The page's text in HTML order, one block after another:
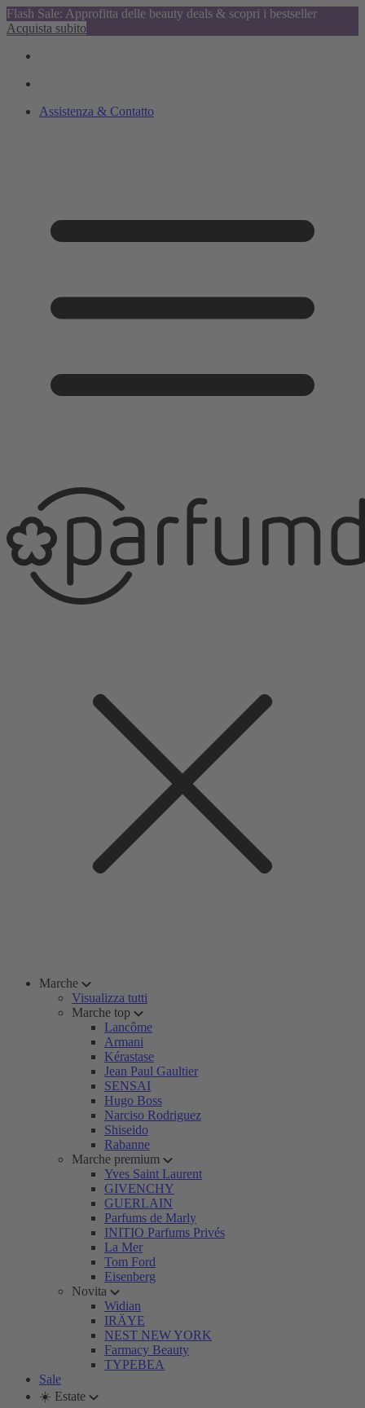
Flash Sale: Approfitta delle beauty deals & scopri i bestseller
Acquista subito
Assistenza & Contatto
Marche
Visualizza tutti
Marche top
Lancôme
Armani
Kérastase
Jean Paul Gaultier
SENSAI
Hugo Boss
Narciso Rodriguez
Shiseido
Rabanne
Marche premium
Yves Saint Laurent
GIVENCHY
GUERLAIN
Parfums de Marly
INITIO Parfums Privés
La Mer
Tom Ford
Eisenberg
Novita
Widian
IRÄYE
NEST NEW YORK
Farmacy Beauty
TYPEBEA
Sale
☀️ Estate